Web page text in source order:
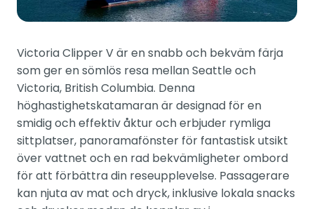
Victoria Clipper V är en snabb och bekväm färja
som ger en sömlös resa mellan Seattle och
Victoria, British Columbia. Denna
höghastighetskatamaran är designad för en
smidig och effektiv åktur och erbjuder rymliga
sittplatser, panoramafönster för fantastisk utsikt
över vattnet och en rad bekvämligheter ombord
för att förbättra din reseupplevelse. Passagerare
kan njuta av mat och dryck, inklusive lokala snacks